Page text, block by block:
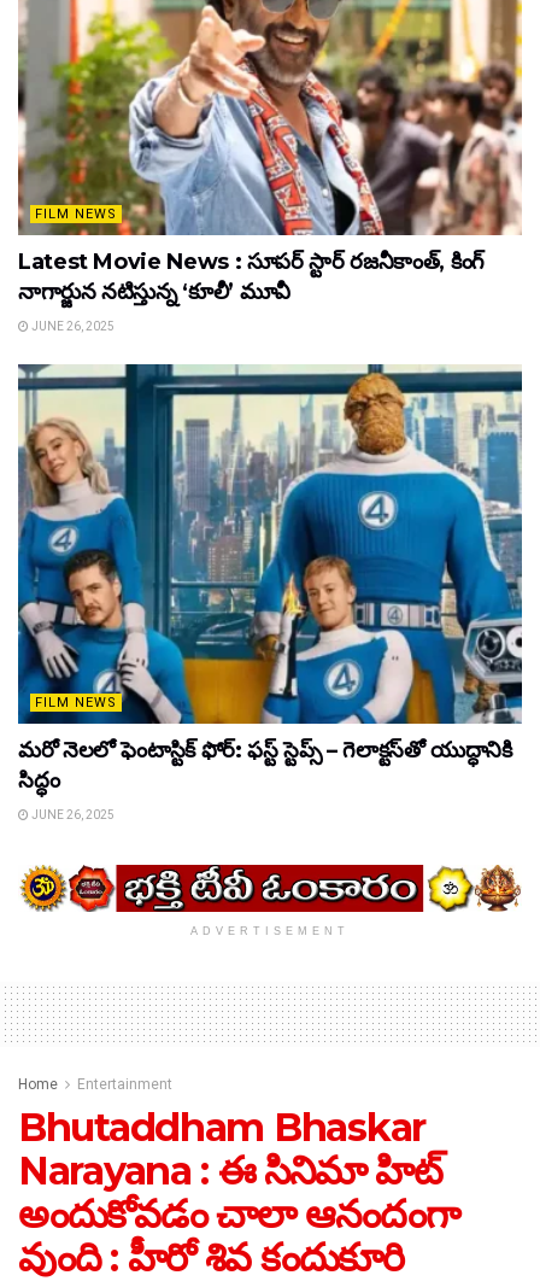
FILM NEWS
Latest Movie News : సూపర్ స్టార్ రజనీకాంత్, కింగ్
నాగార్జున నటిస్తున్న ‘కూలీ’ మూవీ
JUNE 26, 2025
FILM NEWS
మరో నెలలో ఫెంటాస్టిక్ ఫోర్: ఫస్ట్ స్టెప్స్ – గెలాక్టస్‌తో యుద్ధానికి
సిద్ధం
JUNE 26, 2025
ADVERTISEMENT
Home Entertainment
Bhutaddham Bhaskar
Narayana : ఈ సినిమా హిట్
అందుకోవడం చాలా ఆనందంగా
వుంది : హీరో శివ కందుకూరి